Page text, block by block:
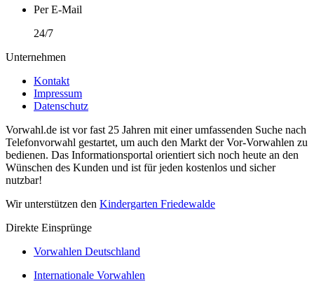
Per E-Mail
24/7
Unternehmen
Kontakt
Impressum
Datenschutz
Vorwahl.de ist vor fast 25 Jahren mit einer umfassenden Suche nach
Telefonvorwahl gestartet, um auch den Markt der Vor-Vorwahlen zu
bedienen. Das Informationsportal orientiert sich noch heute an den
Wünschen des Kunden und ist für jeden kostenlos und sicher
nutzbar!
Wir unterstützen den Kindergarten Friedewalde
Direkte Einsprünge
Vorwahlen Deutschland
Internationale Vorwahlen